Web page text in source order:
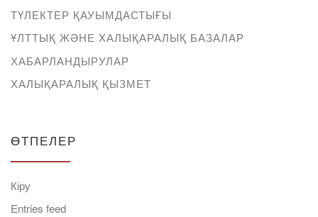
ТҮЛЕКТЕР ҚАУЫМДАСТЫҒЫ
ҰЛТТЫҚ ЖӘНЕ ХАЛЫҚАРАЛЫҚ БАЗАЛАР
ХАБАРЛАНДЫРУЛАР
ХАЛЫҚАРАЛЫҚ ҚЫЗМЕТ
ӨТПЕЛЕР
Кіру
Entries feed